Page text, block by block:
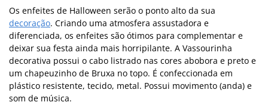
Os enfeites de Halloween serão o ponto alto da sua
decoração. Criando uma atmosfera assustadora e
diferenciada, os enfeites são ótimos para complementar e
deixar sua festa ainda mais horripilante. A Vassourinha
decorativa possui o cabo listrado nas cores abobora e preto e
um chapeuzinho de Bruxa no topo. É confeccionada em
plástico resistente, tecido, metal. Possui movimento (anda) e
som de música.